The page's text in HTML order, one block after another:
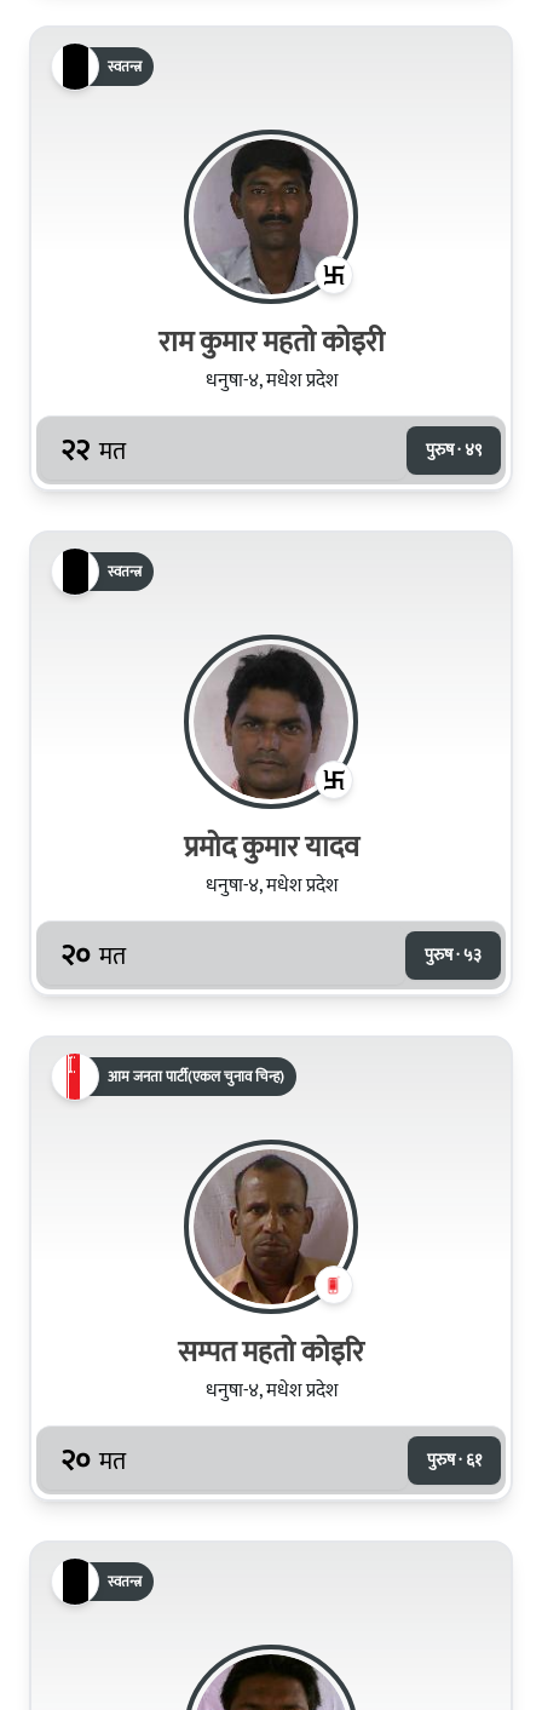
स्वतन्त्र
राम कुमार महतो कोइरी
धनुषा-४, मधेश प्रदेश
२२ मत पुरुष · ४९
स्वतन्त्र
प्रमोद कुमार यादव
धनुषा-४, मधेश प्रदेश
२० मत पुरुष · ५३
आम जनता पार्टी(एकल चुनाव चिन्ह)
सम्‍पत महतो कोइरि
धनुषा-४, मधेश प्रदेश
२० मत पुरुष · ६१
स्वतन्त्र